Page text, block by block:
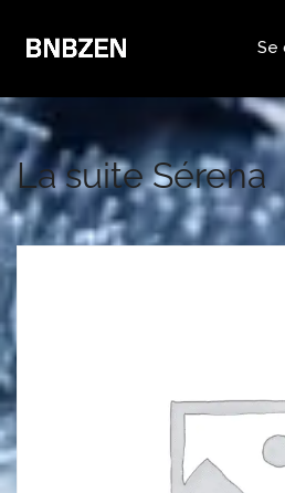
La suite Sérena